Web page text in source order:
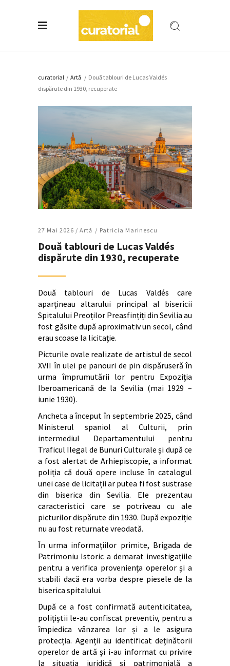
curatorial / Artǎ / Două tablouri de Lucas Valdés
dispărute din 1930, recuperate
27 Mai 2026 / Artǎ Patricia Marinescu
Două tablouri de Lucas Valdés
dispărute din 1930, recuperate
Două tablouri de Lucas Valdés care
aparțineau altarului principal al bisericii
Spitalului Preoților Preasfințiți din Sevilia au
fost găsite după aproximativ un secol, când
erau scoase la licitație.
Picturile ovale realizate de artistul de secol
XVII în ulei pe panouri de pin dispăruseră în
urma împrumutării lor pentru Expoziția
Iberoamericană de la Sevilia (mai 1929 –
iunie 1930).
Ancheta a început în septembrie 2025, când
Ministerul spaniol al Culturii, prin
intermediul Departamentului pentru
Traficul Ilegal de Bunuri Culturale și după ce
a fost alertat de Arhiepiscopie, a informat
poliția că două opere incluse în catalogul
unei case de licitații ar putea fi fost sustrase
din biserica din Sevilia. Ele prezentau
caracteristici care se potriveau cu ale
picturilor dispărute din 1930. După expoziție
nu au fost returnate vreodată.
În urma informațiilor primite, Brigada de
Patrimoniu Istoric a demarat investigațiile
pentru a verifica proveniența operelor și a
stabili dacă era vorba despre piesele de la
biserica spitalului.
După ce a fost confirmată autenticitatea,
polițiștii le-au confiscat preventiv, pentru a
împiedica vânzarea lor și a le asigura
protecția. Agenții au identificat deținătorii
operelor de artă și i-au informat cu privire
la situația juridică și patrimonială a